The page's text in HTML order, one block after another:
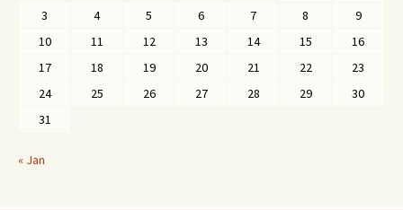
3
4 5 6 7 8
9
10
11 12 13 14 15
16
17
18 19 20 21 22
23
24
25 26 27 28 29
30
31
« Jan